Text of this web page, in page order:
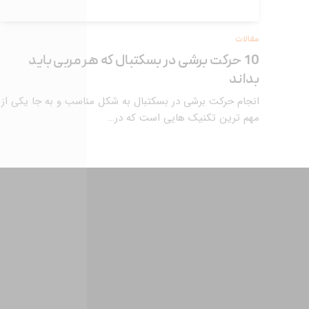
مقالات
10 حرکت برشی در بسکتبال که هر مربی باید
بداند
انجام حرکت برشی در بسکتبال به شکل مناسب و به جا یکی از
مهم ترین تکنیک هایی است که در…